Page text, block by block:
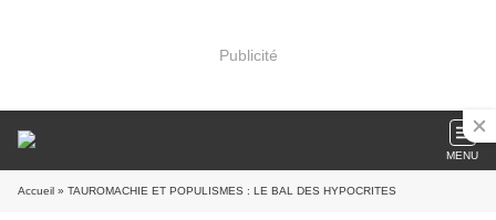
Publicité
MENU
Accueil » TAUROMACHIE ET POPULISMES : LE BAL DES HYPOCRITES